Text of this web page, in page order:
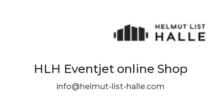
HLH Eventjet online Shop
info@helmut-list-halle.com